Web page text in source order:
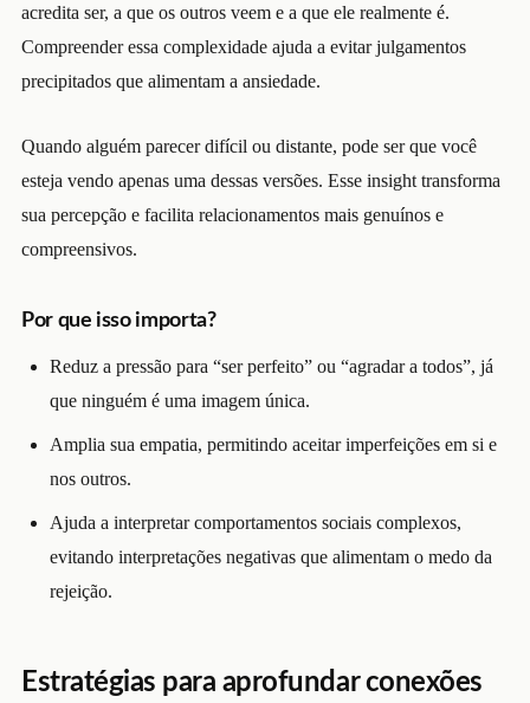
acredita ser, a que os outros veem e a que ele realmente é.
Compreender essa complexidade ajuda a evitar julgamentos
precipitados que alimentam a ansiedade.
Quando alguém parecer difícil ou distante, pode ser que você
esteja vendo apenas uma dessas versões. Esse insight transforma
sua percepção e facilita relacionamentos mais genuínos e
compreensivos.
Por que isso importa?
Reduz a pressão para “ser perfeito” ou “agradar a todos”, já
que ninguém é uma imagem única.
Amplia sua empatia, permitindo aceitar imperfeições em si e
nos outros.
Ajuda a interpretar comportamentos sociais complexos,
evitando interpretações negativas que alimentam o medo da
rejeição.
Estratégias para aprofundar conexões